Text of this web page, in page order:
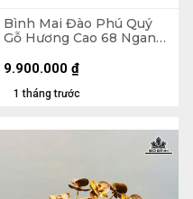
Bình Mai Đào Phú Quý
Gỗ Hương Cao 68 Ngang
1 tháng trước
9.900.000 ₫